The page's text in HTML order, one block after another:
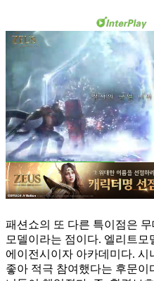
패션쇼의 또 다른 특이점은
모델이라는 점이다. 엘리트
에이전시이자 아카데미다.
좋아 적극 참여했다는 후문이